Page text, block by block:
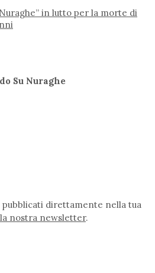
Nuraghe” in lutto per la morte di
Su Nuraghe
direttamente nella tua
nostra newsletter.